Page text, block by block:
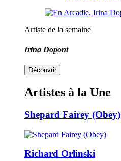
Artiste de la semaine
Irina Dopont
Découvrir
Artistes à la Une
Shepard Fairey (Obey)
Richard Orlinski